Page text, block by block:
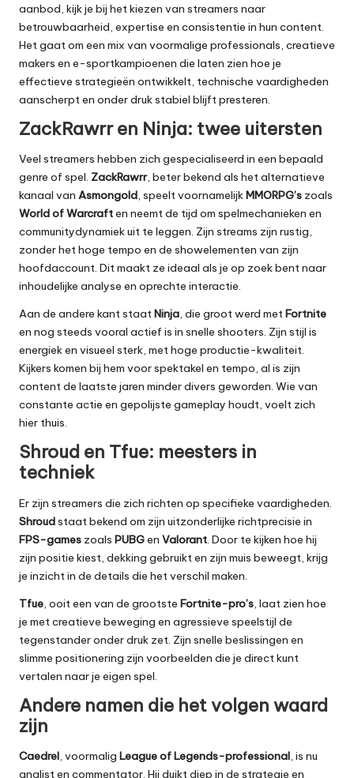
aanbod, kijk je bij het kiezen van streamers naar
betrouwbaarheid, expertise en consistentie in hun content.
Het gaat om een mix van voormalige professionals, creatieve
makers en e-sportkampioenen die laten zien hoe je
effectieve strategieën ontwikkelt, technische vaardigheden
aanscherpt en onder druk stabiel blijft presteren.
ZackRawrr en Ninja: twee uitersten
Veel streamers hebben zich gespecialiseerd in een bepaald
genre of spel. ZackRawrr, beter bekend als het alternatieve
kanaal van Asmongold, speelt voornamelijkMMORPG’s zoals
World of Warcraften neemt de tijd om spelmechanieken en
communitydynamiek uit te leggen. Zijn streams zijn rustig,
zonder het hoge tempo en de showelementen van zijn
hoofdaccount. Dit maakt ze ideaal als je op zoek bent naar
inhoudelijke analyse en oprechte interactie.
Aan de andere kant staatNinja, die groot werd metFortnite
en nog steeds vooral actief is in snelle shooters. Zijn stijl is
energiek en visueel sterk, met hoge productie-kwaliteit.
Kijkers komen bij hem voor spektakel en tempo, al is zijn
content de laatste jaren minder divers geworden. Wie van
constante actie en gepolijste gameplay houdt, voelt zich
hier thuis.
Shroud en Tfue: meesters in
techniek
Er zijn streamers die zich richten op specifieke vaardigheden.
Shroudstaat bekend om zijn uitzonderlijke richtprecisie in
FPS-games zoals PUBGen Valorant . Door te kijken hoe hij
zijn positie kiest, dekking gebruikt en zijn muis beweegt, krijg
je inzicht in de details die het verschil maken.
Tfue , ooit een van de grootste Fortnite-pro’s , laat zien hoe
je met creatieve beweging en agressieve speelstijl de
tegenstander onder druk zet. Zijn snelle beslissingen en
slimme positionering zijn voorbeelden die je direct kunt
vertalen naar je eigen spel.
Andere namen die het volgen waard
zijn
Caedrel, voormalig League of Legends-professional, is nu
analist en commentator. Hij duikt diep in de strategie en